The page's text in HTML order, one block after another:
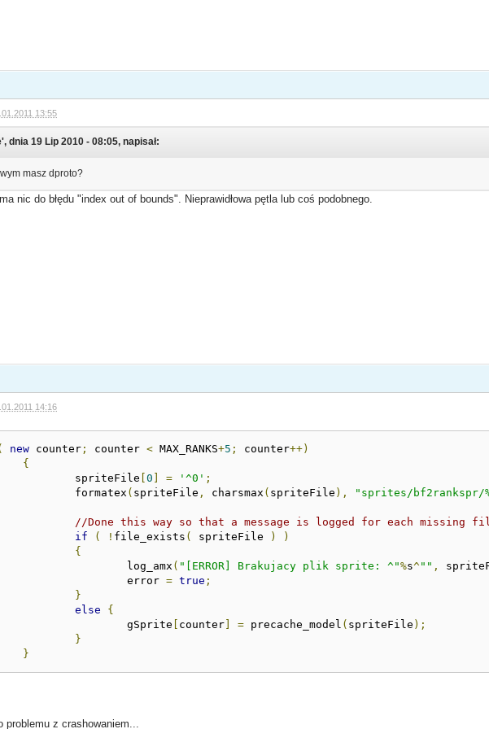
13:55
dnia 19 Lip 2010 - 08:05, napisał:
masz dproto?
nic do błędu "index out of bounds". Nieprawidłowa pętla lub coś podobnego.
14:16
new counter ; counter < MAX_RANKS+5 ; counter++)
{
		spriteFile
[0 = '^0' ;
		formatex
( spriteFile , charsmax ( spriteFile ), "sprites/bf2rankspr/
//Done this way so that a message is logged for each missing
if
( ! file_exists ( spriteFile )
)
{
			log_amx
( "[ERROR] Brakujacy plik sprite: ^"%s^"" ,
			error
= true ;
}
else
{
			gSprite
counter = precache_model ( spriteFile );
}
}
problemu z crashowaniem...